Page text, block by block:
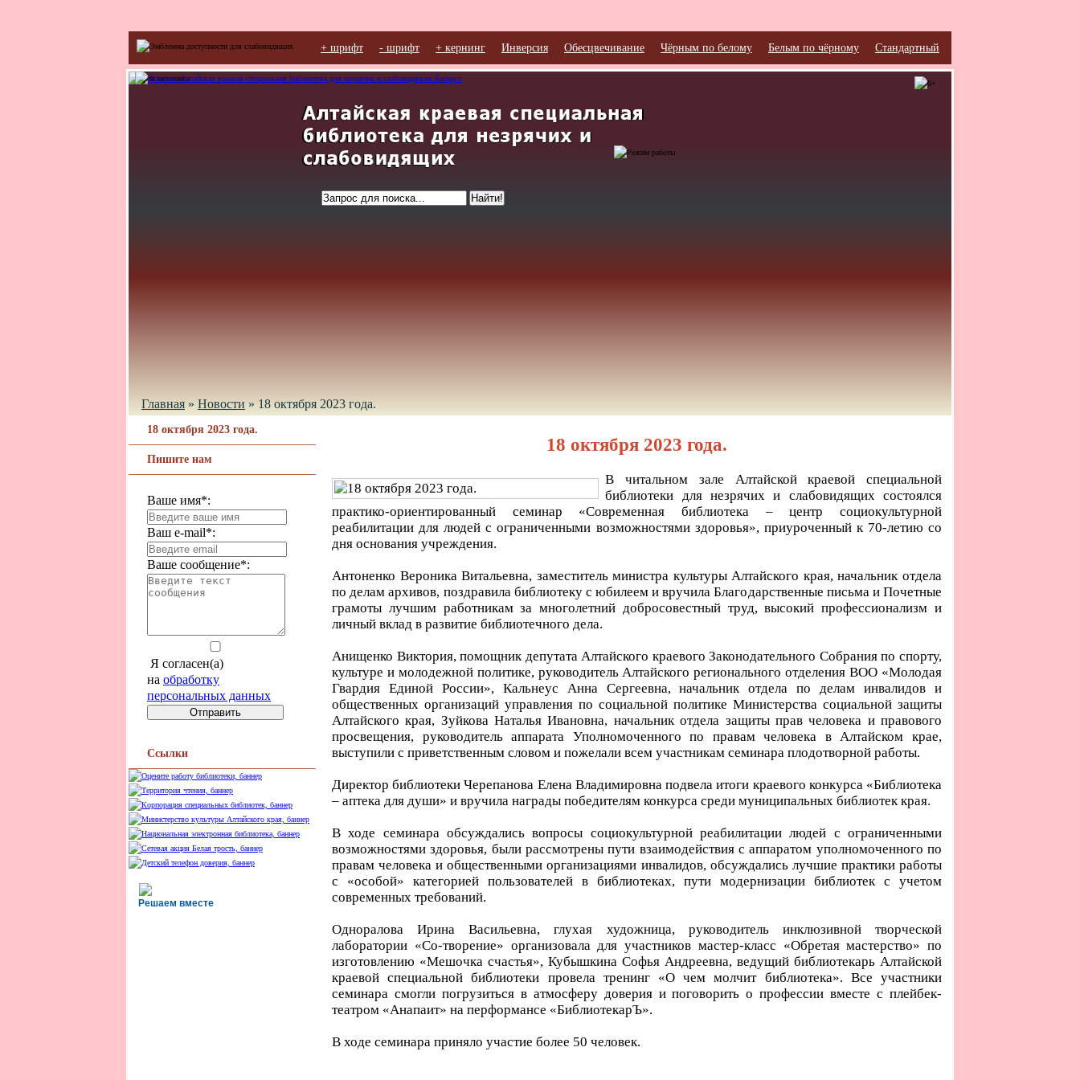
Главная » Новости » 18 октября 2023 года.
Стандартный
Белым по чёрному
Чёрным по белому
Обесцвечивание
Инверсия
+ кернинг
- шрифт
+ шрифт
18 октября 2023 года.
Пишите нам
Ваше имя*:
Ваш e-mail*:
Ваше сообщение*:
Я согласен(а)
на обработку
персональных данных
Ссылки
Решаем вместе
18 октября 2023 года.
В читальном зале Алтайской краевой специальной
библиотеки для незрячих и слабовидящих состоялся
практико-ориентированный семинар «Современная библиотека – центр социокультурной
реабилитации для людей с ограниченными возможностями здоровья», приуроченный к 70-летию со
дня основания учреждения.
Антоненко Вероника Витальевна, заместитель министра культуры Алтайского края, начальник отдела
по делам архивов, поздравила библиотеку с юбилеем и вручила Благодарственные письма и Почетные
грамоты лучшим работникам за многолетний добросовестный труд, высокий профессионализм и
личный вклад в развитие библиотечного дела.
Анищенко Виктория, помощник депутата Алтайского краевого Законодательного Собрания по спорту,
культуре и молодежной политике, руководитель Алтайского регионального отделения ВОО «Молодая
Гвардия Единой России», Кальнеус Анна Сергеевна, начальник отдела по делам инвалидов и
общественных организаций управления по социальной политике Министерства социальной защиты
Алтайского края, Зуйкова Наталья Ивановна, начальник отдела защиты прав человека и правового
просвещения, руководитель аппарата Уполномоченного по правам человека в Алтайском крае,
выступили с приветственным словом и пожелали всем участникам семинара плодотворной работы.
Директор библиотеки Черепанова Елена Владимировна подвела итоги краевого конкурса «Библиотека
– аптека для души» и вручила награды победителям конкурса среди муниципальных библиотек края.
В ходе семинара обсуждались вопросы социокультурной реабилитации людей с ограниченными
возможностями здоровья, были рассмотрены пути взаимодействия с аппаратом уполномоченного по
правам человека и общественными организациями инвалидов, обсуждались лучшие практики работы
с «особой» категорией пользователей в библиотеках, пути модернизации библиотек с учетом
современных требований.
Одноралова Ирина Васильевна, глухая художница, руководитель инклюзивной творческой
лаборатории «Со-творение» организовала для участников мастер-класс «Обретая мастерство» по
изготовлению «Мешочка счастья», Кубышкина Софья Андреевна, ведущий библиотекарь Алтайской
краевой специальной библиотеки провела тренинг «О чем молчит библиотека». Все участники
семинара смогли погрузиться в атмосферу доверия и поговорить о профессии вместе с плейбек-
театром «Анапаит» на перформансе «БиблиотекарЪ».
В ходе семинара приняло участие более 50 человек.